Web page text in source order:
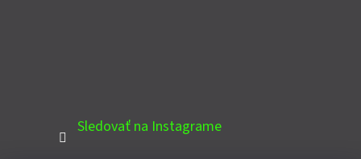
Sledovať na Instagrame